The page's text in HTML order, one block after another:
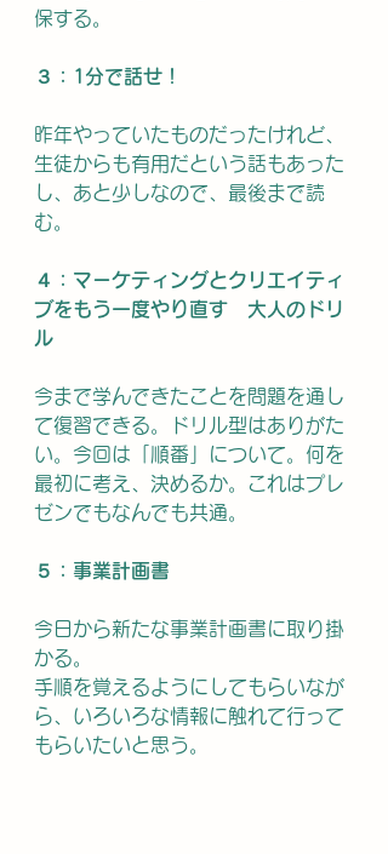
保する。
３：1分で話せ！
昨年やっていたものだったけれど、
生徒からも有用だという話もあった
し、あと少しなので、最後まで読
む。
４：マーケティングとクリエイティ
ブをもう一度やり直す　大人のドリ
ル
今まで学んできたことを問題を通し
て復習できる。ドリル型はありがた
い。今回は「順番」について。何を
最初に考え、決めるか。これはプレ
ゼンでもなんでも共通。
５：事業計画書
今日から新たな事業計画書に取り掛
かる。
手順を覚えるようにしてもらいなが
ら、いろいろな情報に触れて行って
もらいたいと思う。